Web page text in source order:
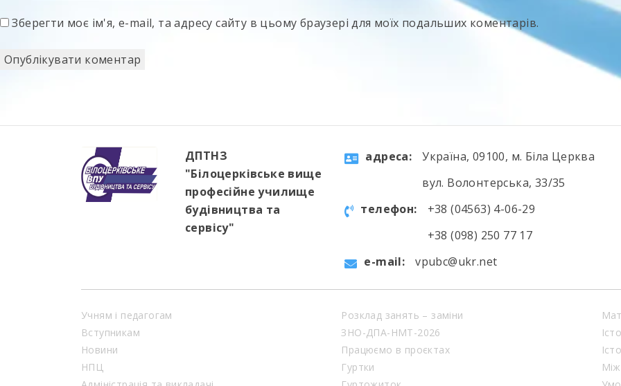
Зберегти моє ім'я, e-mail, та адресу сайту в цьому браузері для моїх подальших коментарів.
ДПТНЗ
"Білоцерківське вище
професійне училище
будівництва та
сервісу"
aдресa:
Україна, 09100, м. Біла Церква
вул. Волонтерська, 33/35
телефон:
+38 (04563) 4-06-29
+38 (098) 250 77 17
e-mail:
vpubc@ukr.net
Учням і педагогам
Вступникам
Новини
НПЦ
Розклад занять – заміни
ЗНО-ДПА-НМТ-2026
Працюємо в проєктах
Гуртки